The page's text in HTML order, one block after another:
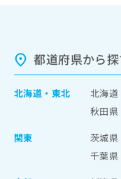
都道府県から
北海道 ・ 東北 北海道
秋田県
関東
茨城県
千葉県